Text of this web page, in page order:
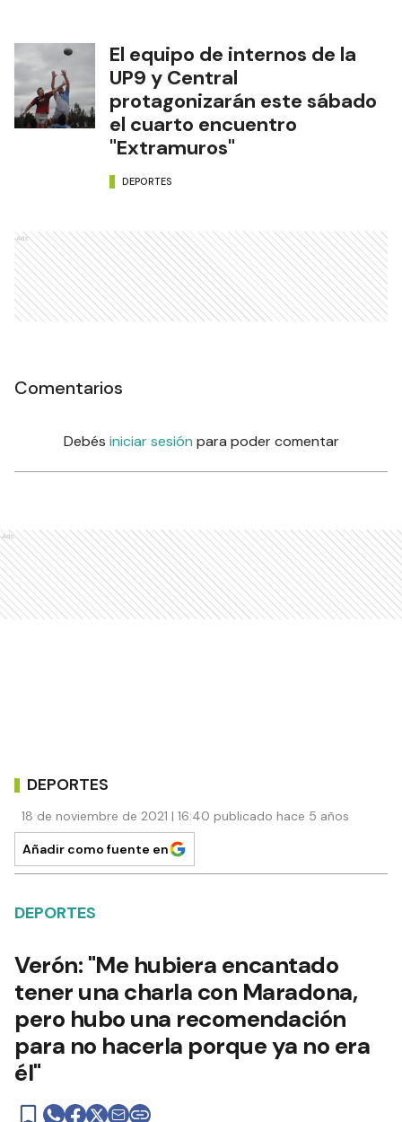
El equipo de internos de la
UP9 y Central
protagonizarán este sábado
el cuarto encuentro
"Extramuros"
DEPORTES
Ads
Comentarios
Debés iniciar sesión para poder comentar
Ads
DEPORTES
18 de noviembre de 2021 | 16:40 publicado hace 5 años
Añadir como fuente en
DEPORTES
Verón: "Me hubiera encantado
tener una charla con Maradona,
pero hubo una recomendación
para no hacerla porque ya no era
él"